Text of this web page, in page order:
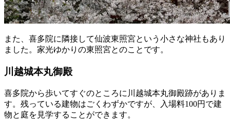
また、喜多院に隣接して仙波東照宮という小さな神社もあり
ました。家光ゆかりの東照宮とのことです。
川越城本丸御殿
喜多院から歩いてすぐのところに川越城本丸御殿跡がありま
す。残っている建物はごくわずかですが、入場料100円で建
物と庭を見学することができます。